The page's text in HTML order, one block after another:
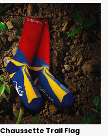
Chaussette Trail Flag